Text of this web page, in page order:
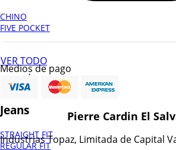
CHINO
FIVE POCKET
VER TODO
ATRÁS
Jeans
STRAIGHT FIT
REGULAR FIT
Medios de pago
Pierre Cardin El
Industrias Topaz, Limitada de Capital